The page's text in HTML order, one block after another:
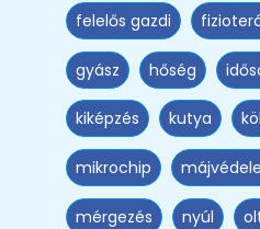
felelős gazdi
gyász hőség
kiképzés kutya
mikrochip
mérgezés nyúl